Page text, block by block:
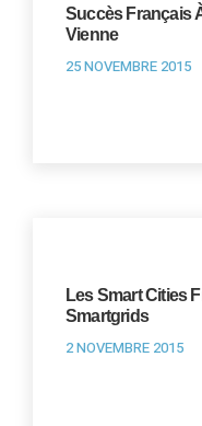
Succès Français
Vienne
25 NOVEMBRE 2015
Les Smart Cities
Smartgrids
2 NOVEMBRE 2015